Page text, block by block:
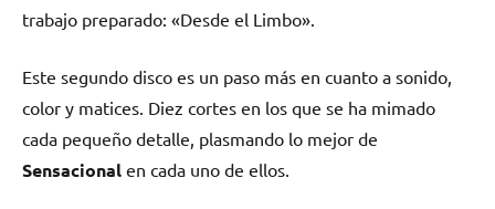
trabajo preparado: «Desde el Limbo».
Este segundo disco es un paso más en cuanto a sonido,
color y matices. Diez cortes en los que se ha mimado
cada pequeño detalle, plasmando lo mejor de
Sensacional en cada uno de ellos.